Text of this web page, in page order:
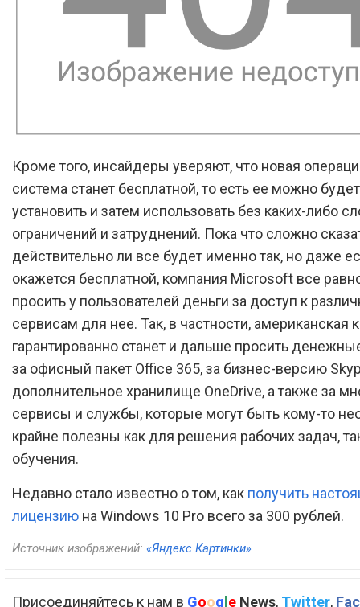
Кроме того, инсайдеры уверяют, что новая
система станет бесплатной, то есть ее можно
установить и затем использовать без каких-либо
ограничений и затруднений. Пока что сложно
действительно ли все будет именно так, но даже
окажется бесплатной, компания Microsoft все
просить у пользователей деньги за доступ к
сервисам для нее. Так, в частности, американская
гарантированно станет и дальше просить
за офисный пакет Office 365, за бизнес-версию
дополнительное хранилище OneDrive, а также за
сервисы и службы, которые могут быть кому-то
крайне полезны как для решения рабочих задач,
обучения.
Недавно стало известно о том, как получить
лицензию на Windows 10 Pro всего за 300 рублей.
Источник изображений: «Яндекс Картинки»
Присоединяйтесь к нам в Google News, Twitter,